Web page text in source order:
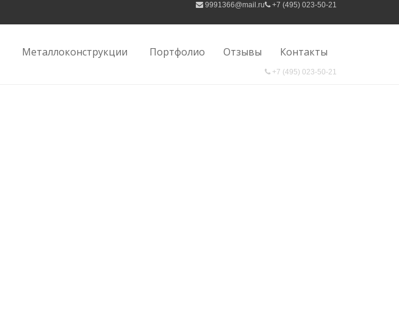
+7 (495) 023-50-21
9991366@mail.ru
Металлоконструкции Портфолио Отзывы Контакты
+7 (495) 023-50-21